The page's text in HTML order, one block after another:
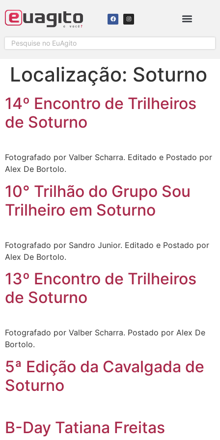
Localização: Soturno
14º Encontro de Trilheiros
de Soturno
Fotografado por Valber Scharra. Editado e Postado por
Alex De Bortolo.
10° Trilhão do Grupo Sou
Trilheiro em Soturno
Fotografado por Sandro Junior. Editado e Postado por
Alex De Bortolo.
13º Encontro de Trilheiros
de Soturno
Fotografado por Valber Scharra. Postado por Alex De
Bortolo.
5ª Edição da Cavalgada de
Soturno
B-Day Tatiana Freitas